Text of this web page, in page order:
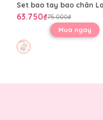
63.750₫75.000₫
Mua ngay